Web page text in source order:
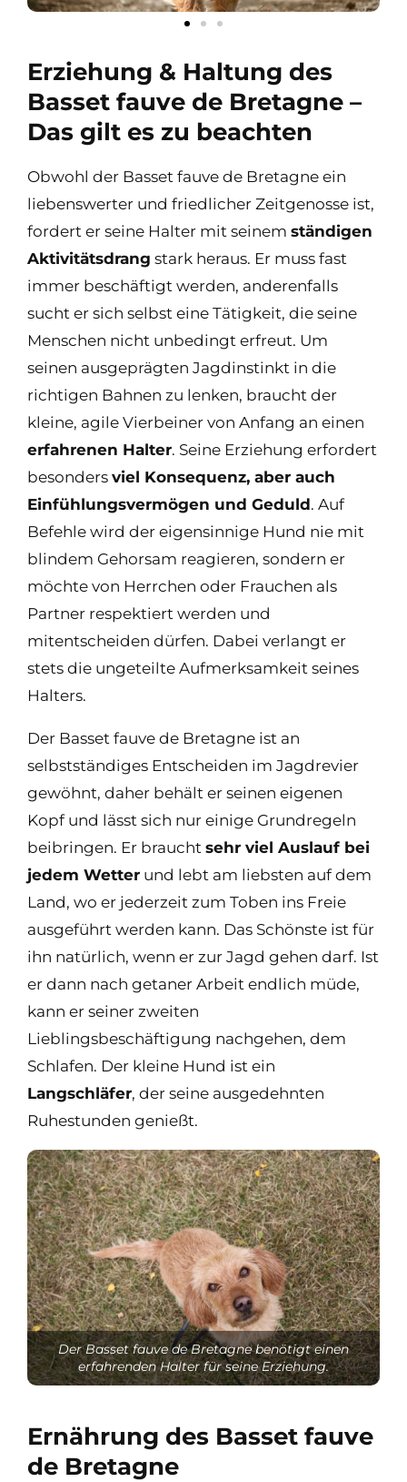
Erziehung & Haltung des
Basset fauve de Bretagne –
Das gilt es zu beachten
Obwohl der Basset fauve de Bretagne ein
liebenswerter und friedlicher Zeitgenosse ist,
fordert er seine Halter mit seinem ständigen
Aktivitätsdrang stark heraus. Er muss fast
immer beschäftigt werden, anderenfalls
sucht er sich selbst eine Tätigkeit, die seine
Menschen nicht unbedingt erfreut. Um
seinen ausgeprägten Jagdinstinkt in die
richtigen Bahnen zu lenken, braucht der
kleine, agile Vierbeiner von Anfang an einen
erfahrenen Halter. Seine Erziehung erfordert
besonders viel Konsequenz, aber auch
Einfühlungsvermögen und Geduld. Auf
Befehle wird der eigensinnige Hund nie mit
blindem Gehorsam reagieren, sondern er
möchte von Herrchen oder Frauchen als
Partner respektiert werden und
mitentscheiden dürfen. Dabei verlangt er
stets die ungeteilte Aufmerksamkeit seines
Halters.
Der Basset fauve de Bretagne ist an
selbstständiges Entscheiden im Jagdrevier
gewöhnt, daher behält er seinen eigenen
Kopf und lässt sich nur einige Grundregeln
beibringen. Er braucht sehr viel Auslauf bei
jedem Wetter und lebt am liebsten auf dem
Land, wo er jederzeit zum Toben ins Freie
ausgeführt werden kann. Das Schönste ist für
ihn natürlich, wenn er zur Jagd gehen darf. Ist
er dann nach getaner Arbeit endlich müde,
kann er seiner zweiten
Lieblingsbeschäftigung nachgehen, dem
Schlafen. Der kleine Hund ist ein
Langschläfer, der seine ausgedehnten
Ruhestunden genießt.
Der Basset fauve de Bretagne benötigt einen
erfahrenden Halter für seine Erziehung.
Ernährung des Basset fauve
de Bretagne